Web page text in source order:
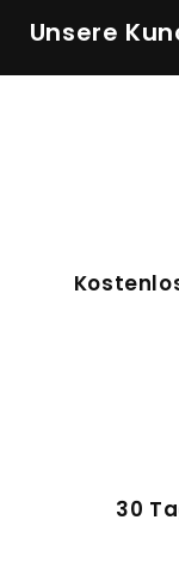
Unsere
30